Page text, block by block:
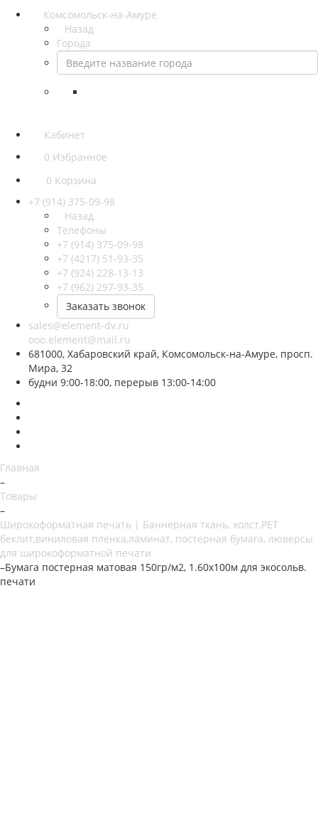
Комсомольск-на-Амуре
Назад
Города
Кабинет
0 Избранное
0 Корзина
+7 (914) 375-09-98
Назад
Телефоны
+7 (914) 375-09-98
+7 (4217) 51-93-35
+7 (924) 228-13-13
+7 (962) 297-93-35
Заказать звонок
sales@element-dv.ru
ooo.element@mail.ru
681000, Хабаровский край, Комсомольск-на-Амуре, просп.
Мира, 32
будни 9:00-18:00, перерыв 13:00-14:00
Главная
–
Товары
–
Широкоформатная печать | Баннерная ткань, холст,PET
беклит,виниловая пленка,ламинат, постерная бумага, люверсы
для широкоформатной печати
–Бумага постерная матовая 150гр/м2, 1.60х100м для экосольв.
печати